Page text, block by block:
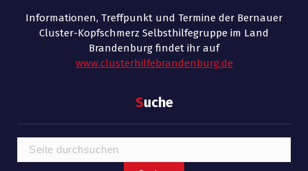
Informationen, Treffpunkt und Termine der Bernauer
Cluster-Kopfschmerz Selbsthilfegruppe im Land
Brandenburg findet ihr auf
www.clusterhilfebrandenburg.de
Suche